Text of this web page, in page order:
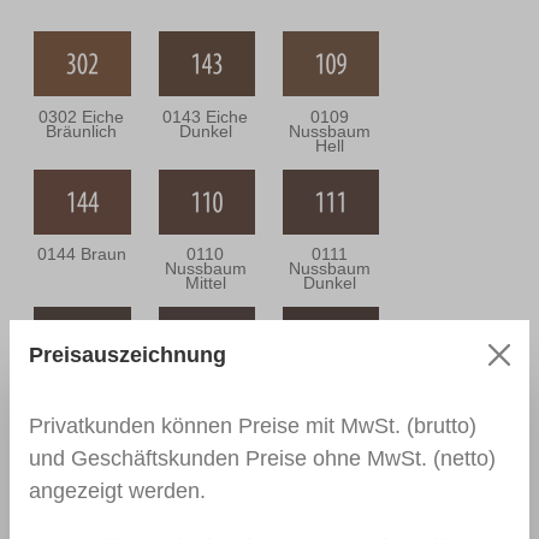
0302 Eiche
Bräunlich
0143 Eiche
Dunkel
0109
Nussbaum
Hell
0144 Braun 0110
Nussbaum
Mittel
0111
Nussbaum
Dunkel
Antik
Preisauszeichnung
Privatkunden können Preise mit MwSt. (brutto)
und Geschäftskunden Preise ohne MwSt. (netto)
angezeigt werden.